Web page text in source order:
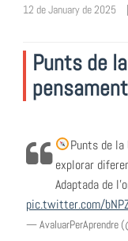
12 de January de 2025
Punts de
pensament
Punts de
explorar
Adaptada de
pic.twitter.com/
— AvaluarPerAprendre